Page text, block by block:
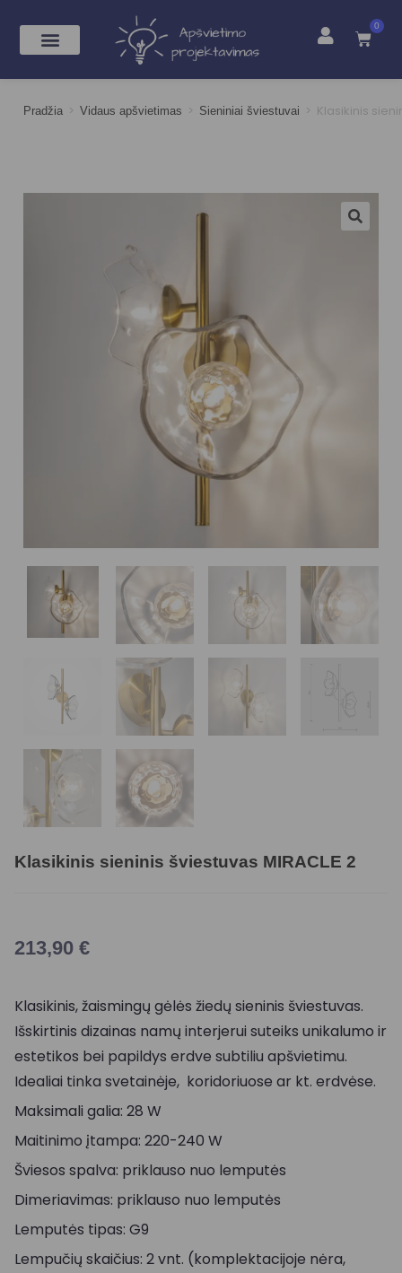
0
Pradžia > Vidaus apšvietimas > Sieniniai šviestuvai > Klasikinis
Klasikinis sieninis šviestuvas MIRACLE 2
213,90 €
Klasikinis, žaismingų gėlės žiedų sieninis šviestuvas.
Išskirtinis dizainas namų interjerui suteiks unikalumo ir
estetikos bei papildys erdve subtiliu apšvietimu.
Idealiai tinka svetainėje, koridoriuose ar kt. erdvėse.
Maksimali galia: 28 W
Maitinimo įtampa: 220-240 W
Šviesos spalva: priklauso nuo lemputės
Dimeriavimas: priklauso nuo lemputės
Lemputės tipas: G9
Lempučių skaičius: 2 vnt. (komplektacijoje nėra,